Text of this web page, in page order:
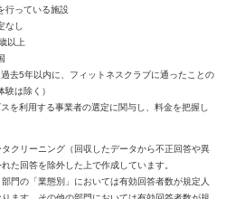
行っている施設
なし
以上
去5年以内に、フィットネスクラブに通ったことの
験は除く）
を利用する事業者の選定に関与し、料金を把握し
クリーニング（回収したデータから不正回答や異
た回答を除外した上で作成しています。
門の「業態別」においては有効回答者数が規定人